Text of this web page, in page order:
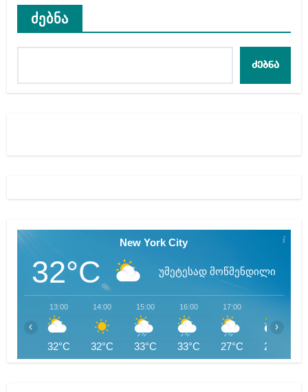
ძებნა
ძებნა
New York City
32°C უმეტესად მოწმენდილი
13:00
32°C
14:00
32°C
15:00
33°C
16:00
33°C
17:00
27°C 25°C
‹ ›